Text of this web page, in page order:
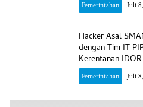
Pemerintahan Juli
Hacker Asal
dengan Tim IT
Kerentanan IDOR
Pemerintahan Juli